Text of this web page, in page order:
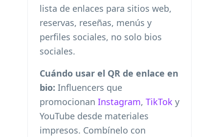
lista de enlaces para sitios web,
reservas, reseñas, menús y
perfiles sociales, no solo bios
sociales.
Cuándo usar el QR de enlace en
bio: Influencers que
promocionan Instagram, TikTok y
YouTube desde materiales
impresos. Combínelo con